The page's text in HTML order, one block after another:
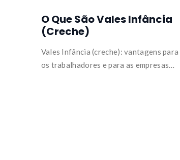
O Que São Vales Infância
(creche)
Vales Infância (creche): vantagens para
os trabalhadores e para as empresas…